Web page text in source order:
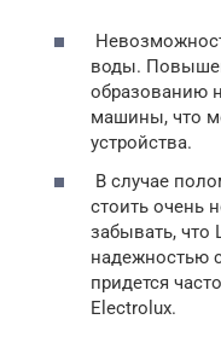
воды.
образованию
машины, что
устройства.
В случае
стоить очень
забывать, что
надежностью
придется
Electrolux.